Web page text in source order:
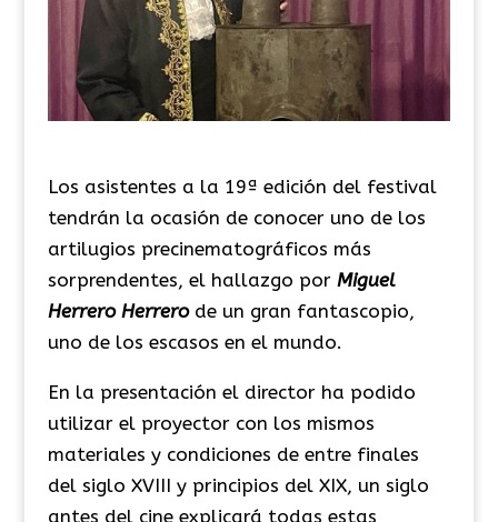
Los asistentes a la 19ª edición del festival
tendrán la ocasión de conocer uno de los
artilugios precinematográficos más
sorprendentes, el hallazgo por Miguel
Herrero Herrerode un gran fantascopio,
uno de los escasos en el mundo.
En la presentación el director ha podido
utilizar el proyector con los mismos
materiales y condiciones de entre finales
del siglo XVIII y principios del XIX, un siglo
antes del cine explicará todas estas